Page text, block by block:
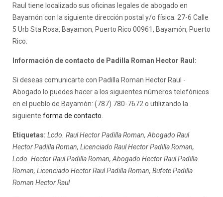
Raul tiene localizado sus oficinas legales de abogado en
Bayamón con la siguiente dirección postal y/o física: 27-6 Calle
5 Urb Sta Rosa, Bayamon, Puerto Rico 00961, Bayamón, Puerto
Rico.
Información de contacto de Padilla Roman Hector Raul:
Si deseas comunicarte con Padilla Roman Hector Raul -
Abogado lo puedes hacer a los siguientes números telefónicos
en el pueblo de Bayamón: (787) 780-7672 o utilizando la
siguiente forma de contacto
Etiquetas: Lcdo. Raul Hector Padilla Roman, Abogado Raul
Hector Padilla Roman, Licenciado Raul Hector Padilla Roman,
Lcdo. Hector Raul Padilla Roman, Abogado Hector Raul Padilla
Roman, Licenciado Hector Raul Padilla Roman, Bufete Padilla
Roman Hector Raul